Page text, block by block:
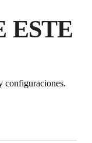
ESTE
configuraciones.